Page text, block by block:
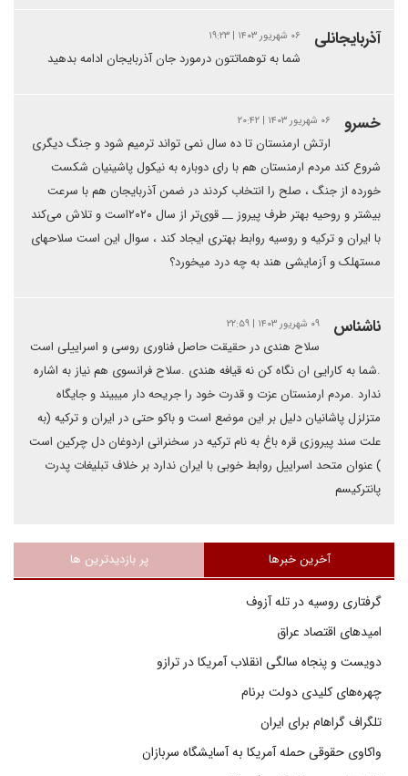
آذربایجانلی ۰۶ شهریور ۱۴۰۳ | ۱۹:۲۳
شما به توهماتتون درمورد جان آذربایجان ادامه بدهید
خسرو ۰۶ شهریور ۱۴۰۳ | ۲۰:۴۲
ارتش ارمنستان تا ده سال نمی تواند ترمیم شود و جنگ دیگری
شروع کند مردم ارمنستان هم با رای دوباره به نیکول پاشینیان شکست
خورده از جنگ ، صلح را انتخاب کردند در ضمن آذربایجان هم با سرعت
بیشتر و روحیه بهتر طرف پیروز __ قوی‌تر از سال ۲۰۲۰است و تلاش می‌کند
با ایران و ترکیه و روسیه روابط بهتری ایجاد کند ، سوال این است سلاحهای
مستهلک و آزمایشی هند به چه درد میخورد؟
ناشناس ۰۹ شهریور ۱۴۰۳ | ۲۲:۵۹
سلاح هندی در حقیقت حاصل فناوری روسی و اسراییلی است
.شما به کارایی ان نگاه کن نه قیافه هندی .سلاح فرانسوی هم نیاز به اشاره
ندارد .مردم ارمنستان عزت و قدرت خود را جریحه دار میبیند و جایگاه
متزلزل پاشانیان دلیل بر این موضع است و باکو حتی در ایران و ترکیه (به
علت سند پیروزی قره باغ به نام ترکیه در سخنرانی اردوغان دل چرکین است
) عنوان متحد اسراییل روابط خوبی با ایران ندارد بر خلاف تبلیغات پدرت
پانترکیسم
آخرین خبرها پر بازدیدترین ها
گرفتاری روسیه در تله آزوف
امیدهای اقتصاد عراق
دویست و پنجاه سالگی انقلاب آمریکا در ترازو
چهره‌های کلیدی دولت برنام
تلگراف گراهام برای ایران
واکاوی حقوقی حمله آمریکا به آسایشگاه سربازان